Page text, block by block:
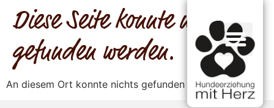
Diese Seite konnte nicht
gefunden werden.
An diesem Ort konnte nichts gefunden werden.